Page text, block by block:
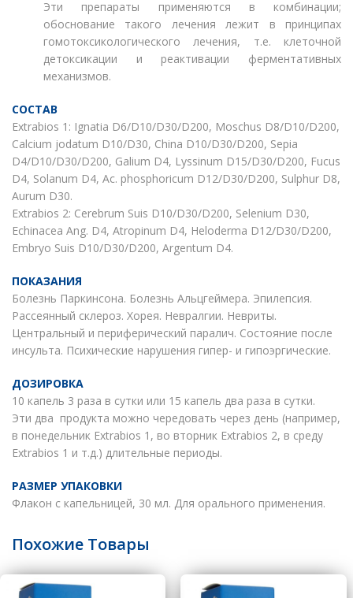
Эти препараты применяются в комбинации;
обоснование такого лечения лежит в принципах
гомотоксикологического лечения, т.е. клеточной
детоксикации и реактивации ферментативных
механизмов.
СОСТАВ
Extrabios 1: Ignatia D6/D10/D30/D200, Moschus D8/D10/D200,
Calcium jodatum D10/D30, China D10/D30/D200, Sepia
D4/D10/D30/D200, Galium D4, Lyssinum D15/D30/D200, Fucus
D4, Solanum D4, Ac. phosphoricum D12/D30/D200, Sulphur D8,
Aurum D30.
Extrabios 2: Cerebrum Suis D10/D30/D200, Selenium D30,
Echinacea Ang. D4, Atropinum D4, Heloderma D12/D30/D200,
Embryo Suis D10/D30/D200, Argentum D4.
ПОКАЗАНИЯ
Болезнь Паркинсона. Болезнь Альцгеймера. Эпилепсия.
Рассеянный склероз. Хорея. Невралгии. Невриты.
Центральный и периферический паралич. Состояние после
инсульта. Психические нарушения гипер- и гипоэргические.
ДОЗИРОВКА
10 капель 3 раза в сутки или 15 капель два раза в сутки.
Эти два продукта можно чередовать через день (например,
в понедельник Extrabios 1, во вторник Extrabios 2, в среду
Extrabios 1 и т.д.) длительные периоды.
РАЗМЕР УПАКОВКИ
Флакон с капельницей, 30 мл. Для орального применения.
Похожие Товары